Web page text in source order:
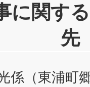
に関す
先
係（東浦町